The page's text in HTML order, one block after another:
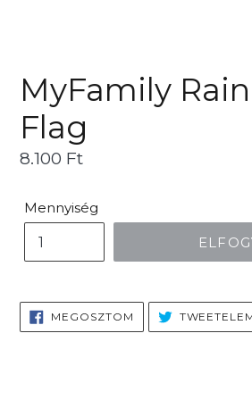
MyFamily
Flag
Ár
8.100 Ft
Mennyiség
MEGOSZTOM MEGOSZTÁS
FACEBOOKON